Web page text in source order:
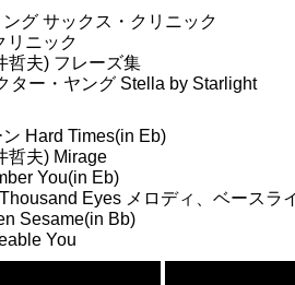
グ サックス・クリニック
リニック
哲夫) フレーズ集
ター・ヤング Stella by Starlight
Hard Times(in Eb)
哲夫) Mirage
You(in Eb)
Eyes メロディ、ベースラ
Sesame(in Bb)
You